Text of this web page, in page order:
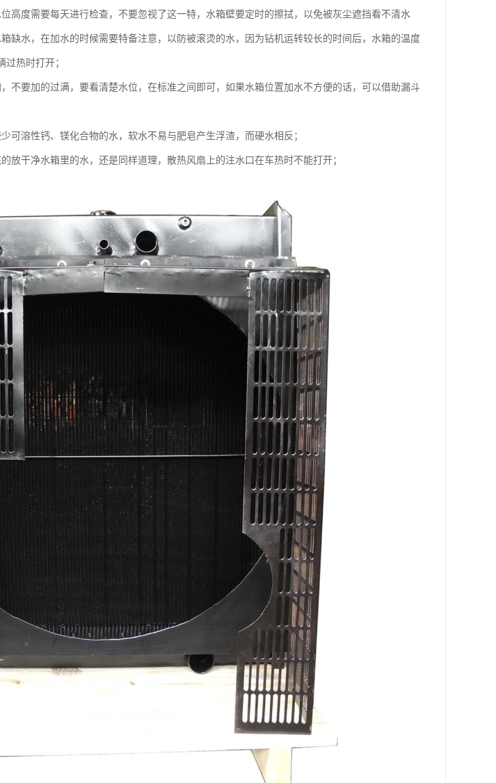
高度需要每天进行检查，不要忽视了这一特，水箱壁要定时的擦拭，以免被灰尘遮挡看不清水
缺水，在加水的时候需要特备注意，以防被滚烫的水，因为钻机运转较长的时间后，水箱的温度
热时打开；
不要加的过满，要看清楚水位，在标准之间即可，如果水箱位置加水不方便的话，可以借助漏斗
可溶性钙、镁化合物的水，软水不易与肥皂产生浮渣，而硬水相反；
放干净水箱里的水，还是同样道理，散热风扇上的注水口在车热时不能打开；